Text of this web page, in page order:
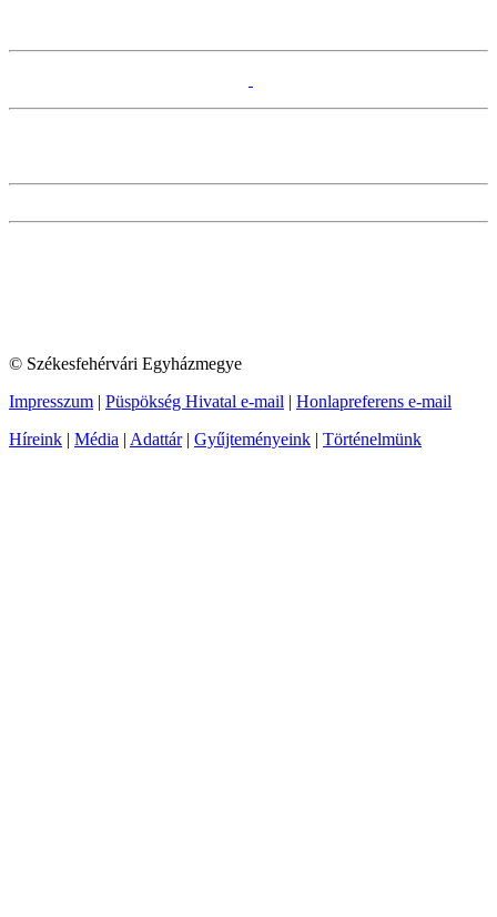
© Székesfehérvári Egyházmegye
Impresszum | Püspökség Hivatal e-mail | Honlapreferens e-mail
Híreink | Média | Adattár| Gyűjteményeink | Történelmünk